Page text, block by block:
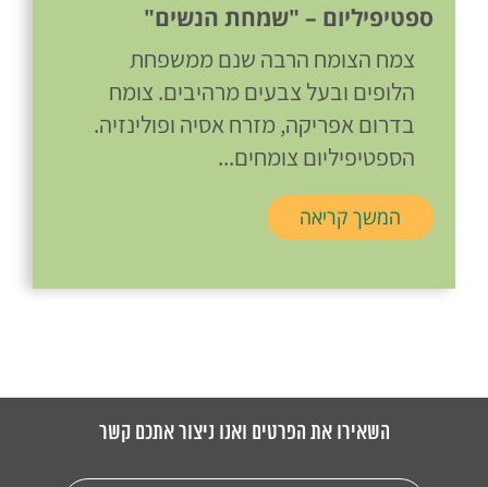
ספטיפיליום – "שמחת הנשים"
צמח הצומח הרבה שנם ממשפחת
הלופים ובעל צבעים מרהיבים. צומח
בדרום אפריקה, מזרח אסיה ופולינזיה.
הספטיפיליום צומחים...
המשך קריאה
השאירו את הפרטים ואנו ניצור אתכם קשר